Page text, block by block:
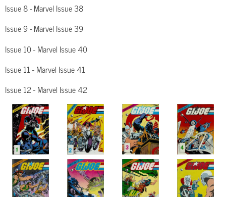
Issue 8 - Marvel Issue 38
Issue 9 - Marvel Issue 39
Issue 10 - Marvel Issue 40
Issue 11 - Marvel Issue 41
Issue 12 - Marvel Issue 42